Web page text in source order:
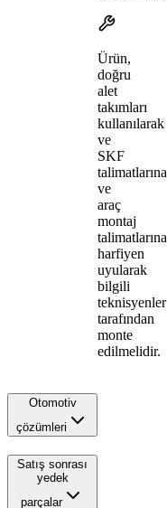
Ürün,
doğru
alet
takımları
kullanılarak
ve
SKF
talimatlarına
ve
araç
montaj
talimatlarına
harfiyen
uyularak
bilgili
teknisyenler
tarafından
monte
edilmelidir.
Otomotiv
çözümleri
Satış sonrası
yedek
parçalar